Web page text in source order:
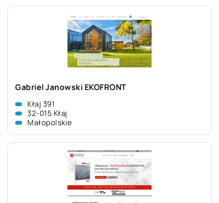
Gabriel Janowski EKOFRONT
Kłaj 391
32-015 Kłaj
Małopolskie